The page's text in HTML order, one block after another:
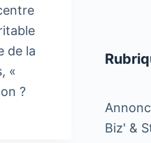
de la
«
?
Biz' &